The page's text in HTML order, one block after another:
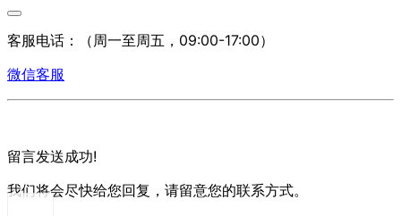
客服电话：
（周一至周五，09:00-17:00）
微信客服
留言发送成功!
我们将会尽快给您回复，请留意您的联系方式。